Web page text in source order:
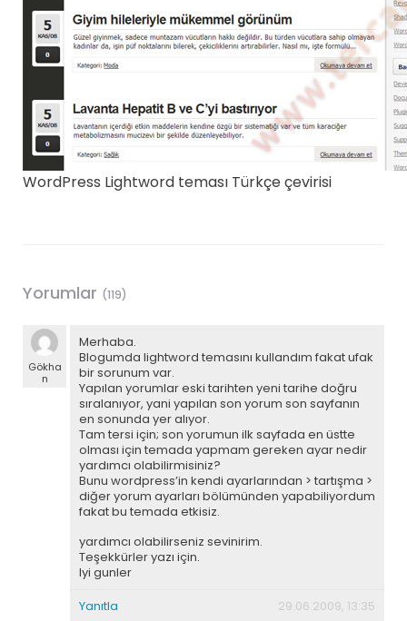
WordPress Lightword teması Türkçe çevirisi
Yorumlar (119)
Gökha
n
Merhaba.
Blogumda lightword temasını kullandım fakat ufak
bir sorunum var.
Yapılan yorumlar eski tarihten yeni tarihe doğru
sıralanıyor, yani yapılan son yorum son sayfanın
en sonunda yer alıyor.
Tam tersi için; son yorumun ilk sayfada en üstte
olması için temada yapmam gereken ayar nedir
yardımcı olabilirmisiniz?
Bunu wordpress’in kendi ayarlarından > tartışma >
diğer yorum ayarları bölümünden yapabiliyordum
fakat bu temada etkisiz.
yardımcı olabilirseniz sevinirim.
Teşekkürler yazı için.
Iyi gunler
Yanıtla
29.06.2009, 13:35